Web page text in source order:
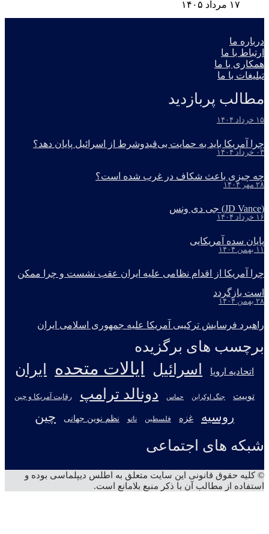
۱۷ مرداد ۱۴۰۵
درباره ما
ارتباط با ما
همکاری با ما
تبلیغات با ما
مطالب پربازدید
۱۵ خرداد ۱۴۰۴
چرا آمریکا باید به حمایت بی‌قیدوشرط از اسرائیل پایان دهد؟
۰۳ خرداد ۱۴۰۴
چه چیزی باعث شکاف در غرب شده است؟
۲۸ مهر ۱۴۰۴
(JD Vance) جی دی ونس
۱۶ خرداد ۱۴۰۴
پایان سده آمریکایی
۱۱ بهمن ۱۴۰۴
چرا آمریکا از اقدام نظامی علیه ایران عقب نشست و چرا ممکن
است بازگردد
۲۸ بهمن ۱۴۰۴
راهبرد فرسایش ترکیبی آمریکا علیه جمهوری اسلامی ایران
برچسب های برگزیده
اتحادیه اروپا اسرائیل ایالات متحده ایران
توییت جنگ اوکراین حماس دونالد ترامپ رقابت آمریکا و چین
روسیه غزه فلسطین ناتو نظم نوین جهانی چین
شبکه های اجتماعی
© کلیه حقوق قانونی این سایت متعلق به اطلس دیپلماسی بوده و
استفاده از مطالب آن با ذکر منبع بلامانع است.